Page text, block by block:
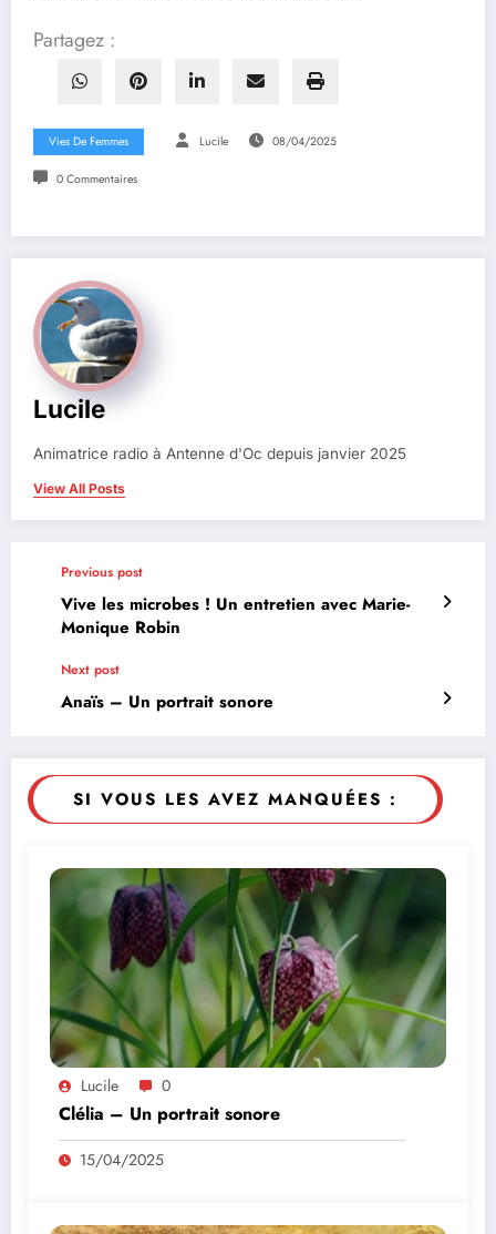
Partagez :
Vies De Femmes Lucile 08/04/2025
0 Commentaires
Lucile
Animatrice radio à Antenne d'Oc depuis janvier 2025
View All Posts
Previous post
Vive les microbes ! Un entretien avec Marie-
Monique Robin
Next post
Anaïs – Un portrait sonore
SI VOUS LES AVEZ MANQUÉES :
Lucile 0
Clélia – Un portrait sonore
15/04/2025